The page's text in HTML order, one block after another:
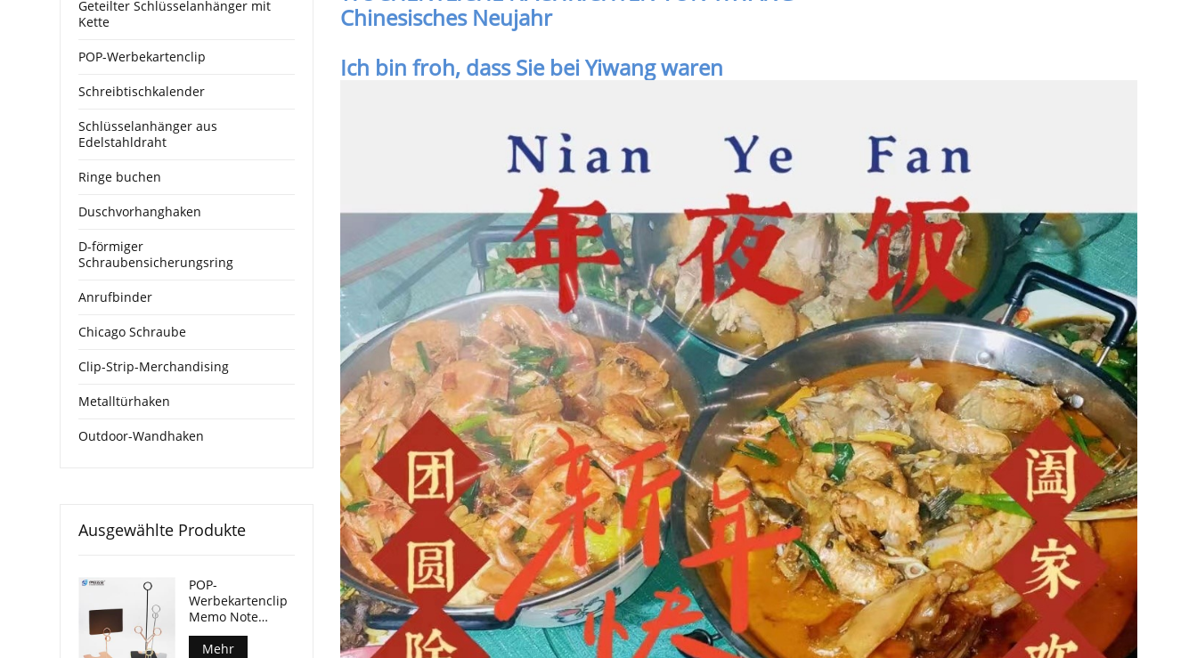
Chinesisches Neujahr
Ich bin froh, dass Sie bei Yiwang waren
Geteilter Schlüsselanhänger mit
Kette
POP-Werbekartenclip
Schreibtischkalender
Schlüsselanhänger aus
Edelstahldraht
Ringe buchen
Duschvorhanghaken
D-förmiger
Schraubensicherungsring
Anrufbinder
Chicago Schraube
Clip-Strip-Merchandising
Metalltürhaken
Outdoor-Wandhaken
Ausgewählte Produkte
POP-
Werbekartenclip
Memo Note
Fotoständer
Mehr